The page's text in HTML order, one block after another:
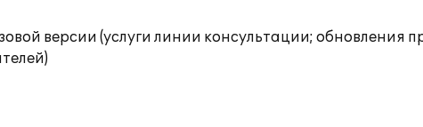
версии (услуги линии консультации; обновления